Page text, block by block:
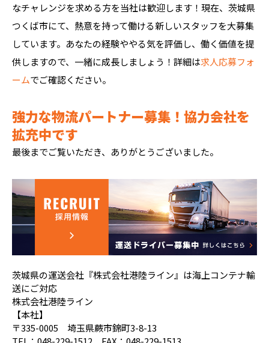
なチャレンジを求める方を当社は歓迎します！現在、茨城県
つくば市にて、熱意を持って働ける新しいスタッフを大募集
しています。あなたの経験ややる気を評価し、働く価値を提
供しますので、一緒に成長しましょう！詳細は求人応募フォ
ームでご確認ください。
強力な物流パートナー募集！協力会社を
拡充中です
最後までご覧いただき、ありがとうございました。
茨城県の運送会社『株式会社港陸ライン』は海上コンテナ輸
送にご対応
株式会社港陸ライン
【本社】
〒335-0005 埼玉県蕨市錦町3-8-13